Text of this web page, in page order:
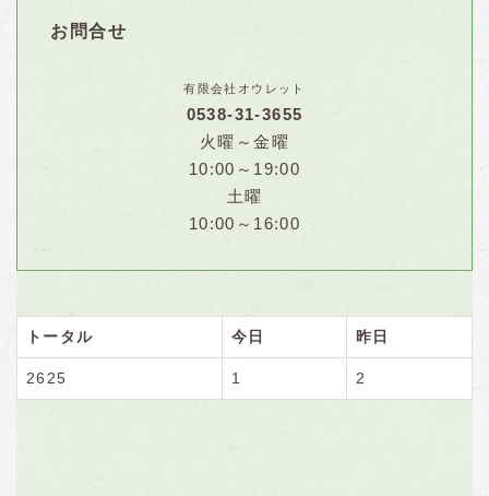
お問合せ
有限会社オウレット
0538-31-3655
火曜～金曜
10:00～19:00
土曜
10:00～16:00
トータル 今日 昨日
2625 1 2